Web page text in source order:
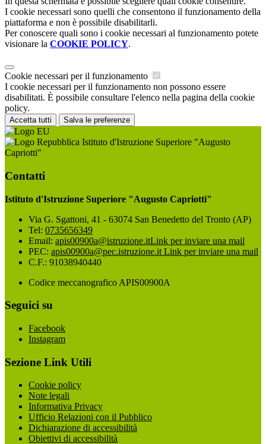
I cookie necessari sono quelli che consentono il funzionamento della
piattaforma e non è possibile disabilitarli.
Per conoscere quali sono i cookie necessari al funzionamento potete
visionare la COOKIE POLICY.
Cookie necessari per il funzionamento
I cookie necessari per il funzionamento non possono essere
disabilitati. È possibile consultare l'elenco nella pagina della cookie
policy.
Accetta tutti Salva le preferenze
Istituto d'Istruzione Superiore "Augusto
Capriotti"
Contatti
Istituto d'Istruzione Superiore "Augusto Capriotti"
Via G. Sgattoni, 41 - 63074 San Benedetto del Tronto (AP)
Tel: 0735656349
Email: apis00900a@istruzione.itLink per inviare una mail
PEC: apis00900a@pec.istruzione.it Link per inviare una mail
C.F.: 91038940440
Codice meccanografico APIS00900A
Seguici su
Facebook
Instagram
Sezione Link Utili
Cookie policy
Note legali
Informativa Privacy
Ufficio Relazioni con il Pubblico
Dichiarazione di accessibilità
Obiettivi di accessibilità